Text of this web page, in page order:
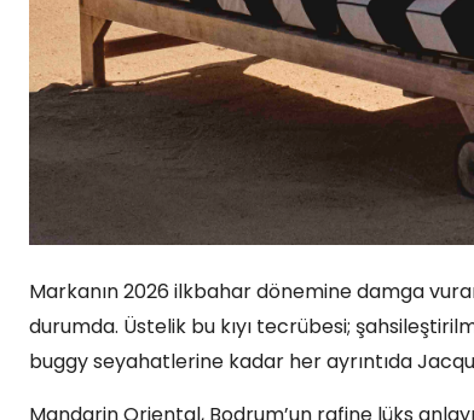
Markanın 2026 ilkbahar dönemine damga
durumda. Üstelik bu kıyı tecrübesi;
buggy seyahatlerine kadar her ayrıntıda
Mandarin Oriental, Bodrum’un rafine lüks